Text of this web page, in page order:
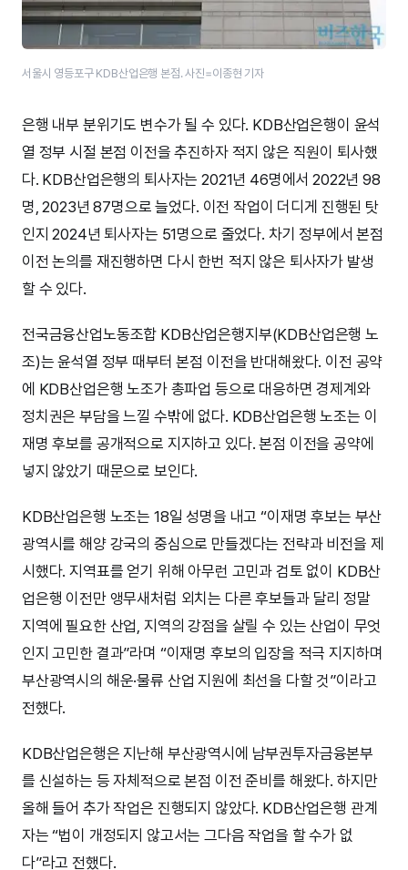
서울시 영등포구 KDB산업은행 본점. 사진=이종현 기자
은행 내부 분위기도 변수가 될 수 있다. KDB산업은행이 윤석
열 정부 시절 본점 이전을 추진하자 적지 않은 직원이 퇴사했
다. KDB산업은행의 퇴사자는 2021년 46명에서 2022년 98
명, 2023년 87명으로 늘었다. 이전 작업이 더디게 진행된 탓
인지 2024년 퇴사자는 51명으로 줄었다. 차기 정부에서 본점
이전 논의를 재진행하면 다시 한번 적지 않은 퇴사자가 발생
할 수 있다.
전국금융산업노동조합 KDB산업은행지부(KDB산업은행 노
조)는 윤석열 정부 때부터 본점 이전을 반대해왔다. 이전 공약
에 KDB산업은행 노조가 총파업 등으로 대응하면 경제계와
정치권은 부담을 느낄 수밖에 없다. KDB산업은행 노조는 이
재명 후보를 공개적으로 지지하고 있다. 본점 이전을 공약에
넣지 않았기 때문으로 보인다.
KDB산업은행 노조는 18일 성명을 내고 “이재명 후보는 부산
광역시를 해양 강국의 중심으로 만들겠다는 전략과 비전을 제
시했다. 지역표를 얻기 위해 아무런 고민과 검토 없이 KDB산
업은행 이전만 앵무새처럼 외치는 다른 후보들과 달리 정말
지역에 필요한 산업, 지역의 강점을 살릴 수 있는 산업이 무엇
인지 고민한 결과”라며 “이재명 후보의 입장을 적극 지지하며
부산광역시의 해운·물류 산업 지원에 최선을 다할 것”이라고
전했다.
KDB산업은행은 지난해 부산광역시에 남부권투자금융본부
를 신설하는 등 자체적으로 본점 이전 준비를 해왔다. 하지만
올해 들어 추가 작업은 진행되지 않았다. KDB산업은행 관계
자는 “법이 개정되지 않고서는 그다음 작업을 할 수가 없
다”라고 전했다.